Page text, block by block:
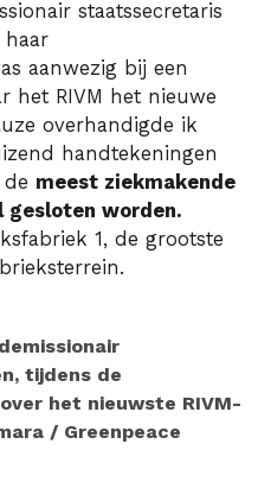
staatssecretaris
haar
aanwezig bij een
het RIVM het nieuwe
overhandigde ik
handtekeningen
meest ziekmakende
gesloten worden.
1, de grootste
tijdens de
het nieuwste RIVM-
/ Greenpeace